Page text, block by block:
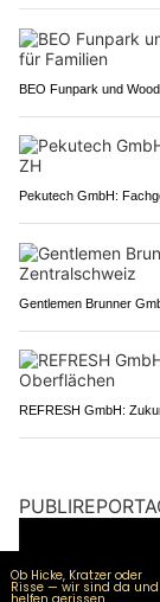
BEO Funpark und
Pekutech GmbH:
Gentlemen Brunner
REFRESH GmbH: